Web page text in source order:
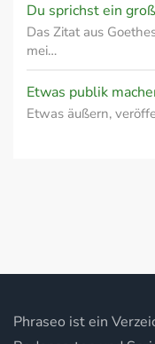
Du sprichst ein
Das Zitat aus
mei…
Etwas publik
Etwas äußern,
Phraseo ist ein